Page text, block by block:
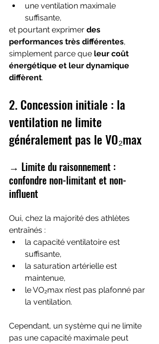
une ventilation maximale
suffisante,
et pourtant exprimer des
performances très différentes,
simplement parce que leur coût
énergétique et leur dynamique
diffèrent.
2. Concession initiale : la
ventilation ne limite
généralement pas le VO₂max
→ Limite du raisonnement :
confondre non-limitant et non-
influent
Oui, chez la majorité des athlètes
entraînés :
la capacité ventilatoire est
suffisante,
la saturation artérielle est
maintenue,
le VO₂max n’est pas plafonné par
la ventilation.
Cependant, un système qui ne limite
pas une capacité maximale peut